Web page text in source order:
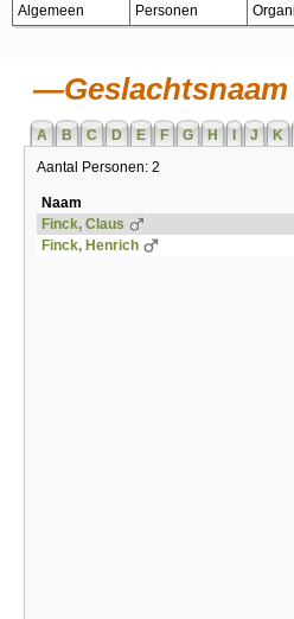
Algemeen Personen
A B C D E F G H J K
Aantal Personen: 2
Naam
Finck, Claus
Finck, Henrich